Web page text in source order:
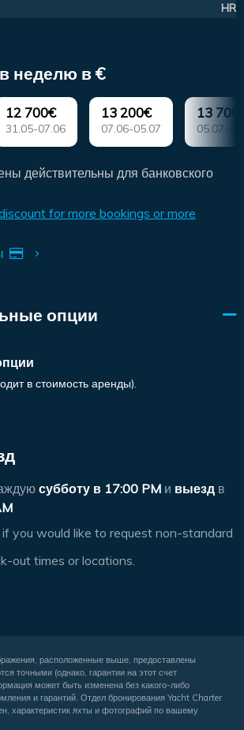
HR
неделю в €
12 700€
31.05-07.06
13 200€
07.06-05.07
13
05.07-
действительны для банковского
for more bookings or more
опции
в стоимость аренды).
субботу в 17:00 PM и выезд в
you would like to request non-standard
out times or locations.
расположенные выше, предоставлены
точными (однако, гарантии на этот счет
может быть изменена без какого-либо
и гарантий. Отдел бронирования Yacht Charter
характеристик яхты и фотографий по вашему